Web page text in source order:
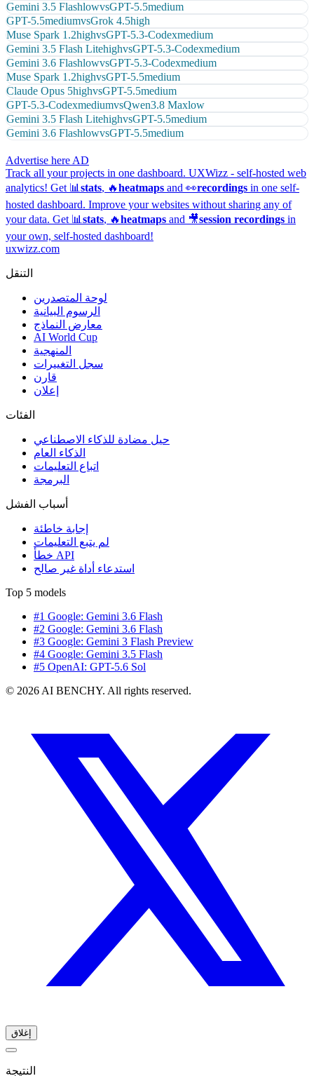
Gemini 3.5 FlashlowvsGPT-5.5medium
GPT-5.5mediumvsGrok 4.5high
Muse Spark 1.2highvsGPT-5.3-Codexmedium
Gemini 3.5 Flash LitehighvsGPT-5.3-Codexmedium
Gemini 3.6 FlashlowvsGPT-5.3-Codexmedium
Muse Spark 1.2highvsGPT-5.5medium
Claude Opus 5highvsGPT-5.5medium
GPT-5.3-CodexmediumvsQwen3.8 Maxlow
Gemini 3.5 Flash LitehighvsGPT-5.5medium
Gemini 3.6 FlashlowvsGPT-5.5medium
Advertise here AD
Track all your projects in one dashboard. UXWizz - self-hosted web
analytics! Get 📊 stats, 🔥heatmaps and 👀recordings in one self-
hosted dashboard. Improve your websites without sharing any of
your data. Get 📊 stats, 🔥heatmaps and 🎥session recordings in
your own, self-hosted dashboard!
uxwizz.com
التنقل
لوحة المتصدرين
الرسوم البيانية
معارض النماذج
AI World Cup
المنهجية
سجل التغييرات
قارن
إعلان
الفئات
حيل مضادة للذكاء الاصطناعي
الذكاء العام
اتباع التعليمات
البرمجة
أسباب الفشل
إجابة خاطئة
لم يتبع التعليمات
خطأ API
استدعاء أداة غير صالح
Top 5 models
#1 Google: Gemini 3.6 Flash
#2 Google: Gemini 3.6 Flash
#3 Google: Gemini 3 Flash Preview
#4 Google: Gemini 3.5 Flash
#5 OpenAI: GPT-5.6 Sol
© 2026 AI BENCHY. All rights reserved.
إغلاق
النتيجة